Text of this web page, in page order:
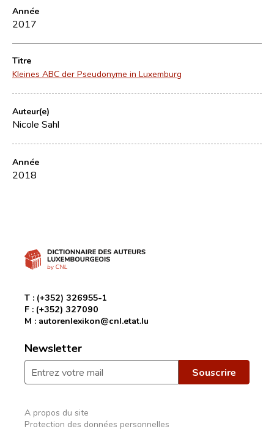
Année
2017
Titre
Kleines ABC der Pseudonyme in Luxemburg
Auteur(e)
Nicole Sahl
Année
2018
T : (+352) 326955-1
F : (+352) 327090
M : autorenlexikon@cnl.etat.lu
Newsletter
A propos du site
Protection des données personnelles